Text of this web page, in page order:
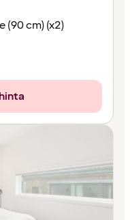
(90 cm) (x2)